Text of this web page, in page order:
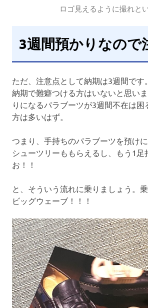
ロゴ見えるように撮れと
3週間預かりなので
ただ、注意点として納期は3週間です
納期で難癖つける方はいないと思い
りになるパラブーツが3週間不在は
方は多いはず。
つまり、手持ちのパラブーツを預けに
シューツリーももらえるし、もう1足
お！！
と、そういう流れに乗りましょう。
ビッグウェーブ！！！